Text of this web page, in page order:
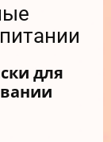
для